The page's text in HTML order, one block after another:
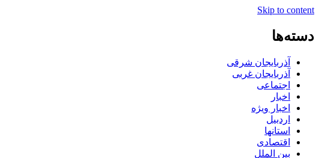
Skip to content
دسته‌ها
آذربایجان شرقی
آذربایجان غربی
اجتماعی
اخبار
اخبار ویژه
اردبیل
استانها
اقتصادی
بین الملل